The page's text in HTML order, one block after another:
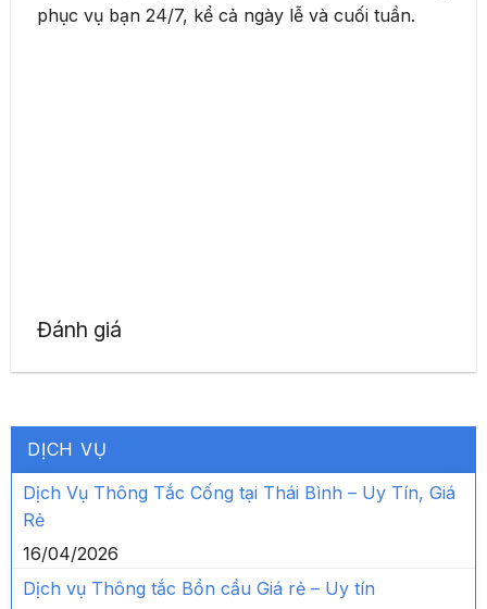
phục vụ bạn 24/7, kể cả ngày lễ và cuối tuần.
Đánh giá
DỊCH VỤ
Dịch Vụ Thông Tắc Cống tại Thái Bình – Uy Tín, Giá
Rẻ
16/04/2026
Dịch vụ Thông tắc Bồn cầu Giá rẻ – Uy tín